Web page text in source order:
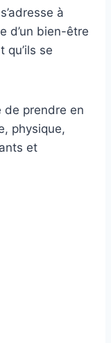
à
d’un bien-être
qu’ils se
de prendre en
physique,
et